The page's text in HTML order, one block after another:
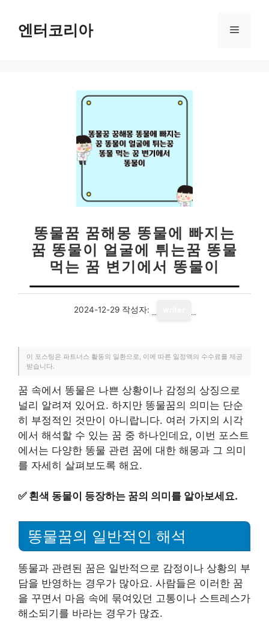
엔터코리아 메
똥물꿈 꿈해몽 똥물에 빠지는
꿈 똥물이 얼굴에 튀는꿈 똥물
먹는 꿈 변기에서 똥물이
2024-12-29 작성자:
이 포스팅은 파트너스 활동의 일환으로, 이에 따른 일정액의 수수료를 제공
받습니다.
꿈 속에서 똥물은 나쁜 상황이나 감정의 상징으로
널리 알려져 있어요. 하지만 똥물꿈의 의미는 단순
히 부정적인 것만이 아니랍니다. 여러 가지의 시각
에서 해석할 수 있는 꿈 중 하나인데요, 이번 포스트
에서는 다양한 똥물 관련 꿈에 대한 해몽과 그 의미
를 자세히 살펴보도록 해요.
✅ 흰색 동물이 등장하는 꿈의 의미를 알아보세요.
똥물꿈의 일반적인 해석
똥물과 관련된 꿈은 일반적으로 감정이나 상황의 부
담을 반영하는 경우가 많아요. 사람들은 이러한 꿈
을 꾸면서 마음 속에 묶여있던 고통이나 스트레스가
해소되기를 바라는 경우가 많죠.